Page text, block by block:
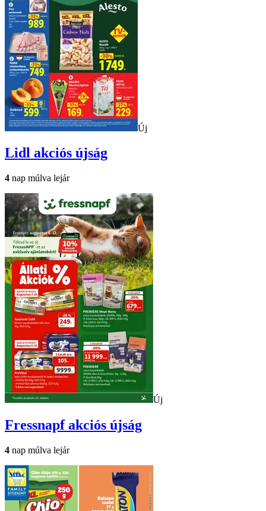
Új
Lidl akciós újság
4 nap múlva lejár
Új
Fressnapfakciós újság
4 nap múlva lejár